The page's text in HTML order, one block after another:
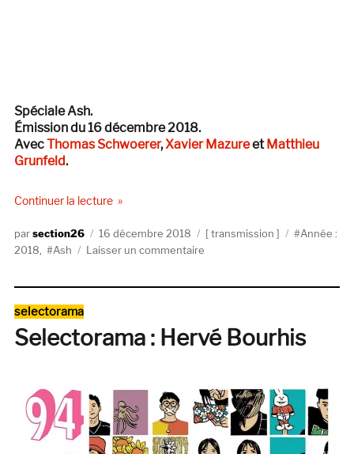
Spéciale Ash.
Émission du 16 décembre 2018.
AvecThomas Schwoerer,Xavier MazureetMatthieu
Grunfeld.
Continuer la lecturede « Transmission #8 — Ash »
Auteursection26
Publié
le
16 décembre 2018 Catégories
transmission Étiquettes
Année :
2018, Ash Laisser un commentaire
Catégories
selectorama
Selectorama : Hervé Bourhis